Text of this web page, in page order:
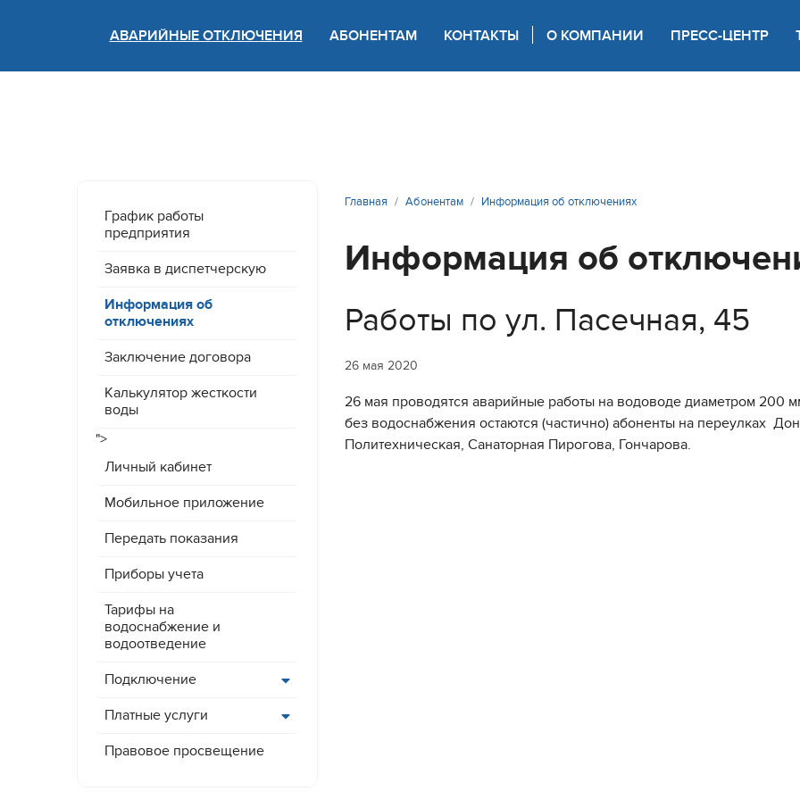
Версия для слабовидящих
АВАРИЙНЫЕ ОТКЛЮЧЕНИЯ АБОНЕНТАМ КОНТАКТЫ О КОМПАНИИ ПРЕСС-ЦЕНТР
График работы
предприятия
Заявка в диспетчерскую
Информация об
отключениях
Заключение договора
Калькулятор жесткости
воды
">
Личный кабинет
Мобильное приложение
Передать показания
Приборы учета
Тарифы на
водоснабжение и
водоотведение
Подключение
Платные услуги
Правовое просвещение
Главная Абонентам Информация об отключениях
Информация об
Работы по ул. Пасечная, 45
26 мая 2020
26 мая проводятся аварийные работы на водоводе диаметром 200
без водоснабжения остаются (частично) абоненты на переулках
Политехническая, Санаторная Пирогова, Гончарова.